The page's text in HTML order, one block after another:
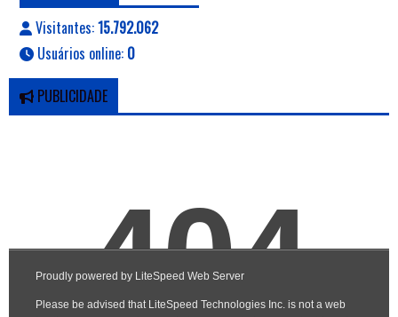
Visitantes:15.792.062
Usuários online: 0
PUBLICIDADE